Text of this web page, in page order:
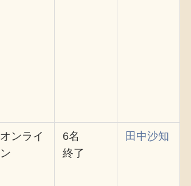
オンライ
ン
6名
終了
田中沙知